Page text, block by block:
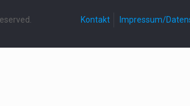
Kontakt Impressum/